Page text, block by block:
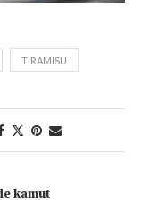
TIRAMISU
kamut